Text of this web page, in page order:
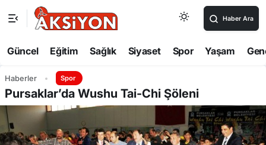
Haber Ara
Güncel Eğitim Sağlık Siyaset Spor Yaşam
Haberler Spor
Pursaklar’da Wushu Tai-Chi Şöleni